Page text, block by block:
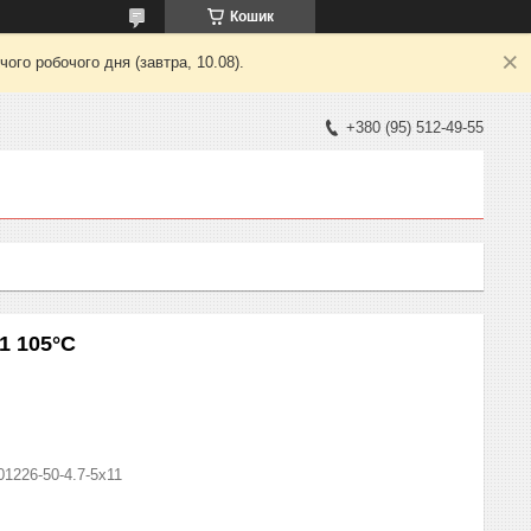
Кошик
робочого дня (завтра, 10.08).
+380 (95) 512-49-55
105°C
50-4.7-5x11